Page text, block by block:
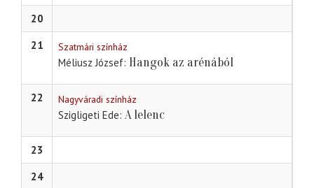
20
21
Szatmári színház
Méliusz József Hangok az arénából
22 Nagyváradi színház
Szigligeti Ede A lelenc
23
24